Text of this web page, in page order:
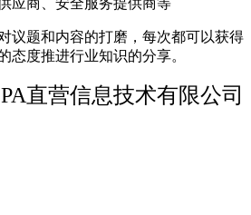
应商、安全服务提供商等
题和内容的打磨，每次都可以获得
态度推进行业知识的分享。
直营信息技术有限公司